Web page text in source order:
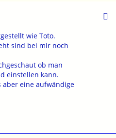
wie Toto.
sind bei mir noch
ob man
einstellen kann.
aber eine aufwändige